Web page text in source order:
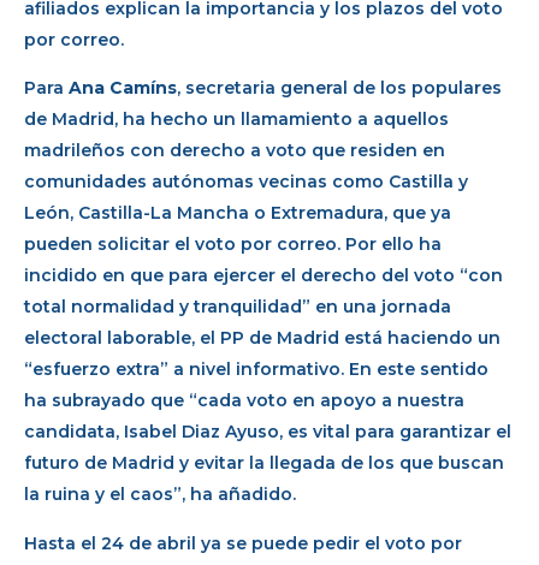
afiliados explican la importancia y los plazos del voto
por correo.
Para Ana Camíns, secretaria general de los populares
de Madrid, ha hecho un llamamiento a aquellos
madrileños con derecho a voto que residen en
comunidades autónomas vecinas como Castilla y
León, Castilla-La Mancha o Extremadura, que ya
pueden solicitar el voto por correo. Por ello ha
incidido en que para ejercer el derecho del voto “con
total normalidad y tranquilidad” en una jornada
electoral laborable, el PP de Madrid está haciendo un
“esfuerzo extra” a nivel informativo. En este sentido
ha subrayado que “cada voto en apoyo a nuestra
candidata, Isabel Diaz Ayuso, es vital para garantizar el
futuro de Madrid y evitar la llegada de los que buscan
la ruina y el caos”, ha añadido.
Hasta el 24 de abril ya se puede pedir el voto por